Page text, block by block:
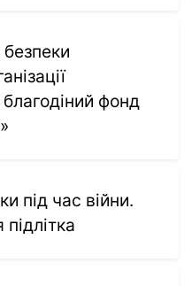
фонд
під час війни.